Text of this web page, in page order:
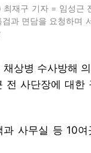
재구 기자 = 임성근
과 면담을 요청하며
상병 수사방해
사단장에 대한
사무실 등 10